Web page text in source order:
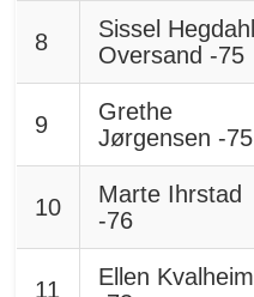
8
Sissel Hegdahl
Oversand -75
9
Grethe
Jørgensen -75
10
Marte Ihrstad
-76
11
Ellen Kvalheim